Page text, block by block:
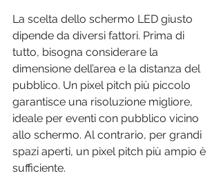
La scelta dello schermo LED giusto
dipende da diversi fattori. Prima di
tutto, bisogna considerare la
dimensione dell’area e la distanza del
pubblico. Un pixel pitch più piccolo
garantisce una risoluzione migliore,
ideale per eventi con pubblico vicino
allo schermo. Al contrario, per grandi
spazi aperti, un pixel pitch più ampio è
sufficiente.